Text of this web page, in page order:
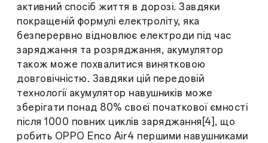
активний спосіб життя в дорозі. Завдяки
покращеній формулі електроліту, яка
безперервно відновлює електроди під час
заряджання та розряджання, акумулятор
також може похвалитися винятковою
довговічністю. Завдяки цій передовій
технології акумулятор навушників може
зберігати понад 80% своєї початкової ємності
після 1000 повних циклів заряджання[4], що
робить OPPO Enco Air4 першими навушниками